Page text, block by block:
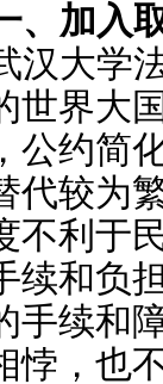
、加入
汉大学
世界大
公约简
代较为
不利于
续和负
手续和
悖，也